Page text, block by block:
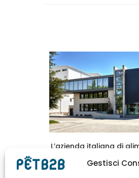
Gestisci
L’azienda italiana di